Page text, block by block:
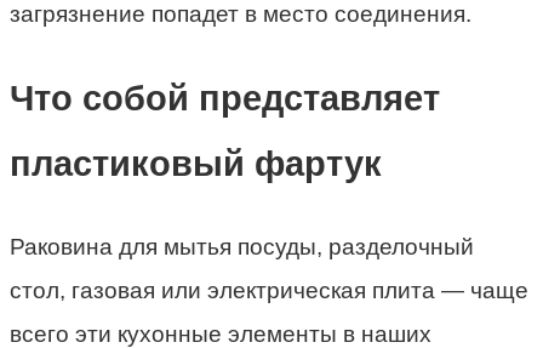
загрязнение попадет в место соединения.
Что собой представляет
пластиковый фартук
Раковина для мытья посуды, разделочный
стол, газовая или электрическая плита — чаще
всего эти кухонные элементы в наших